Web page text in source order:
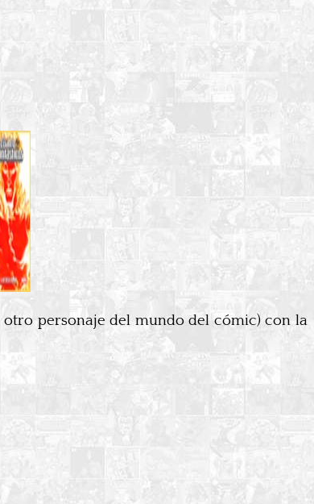
personaje del mundo del cómic) con la